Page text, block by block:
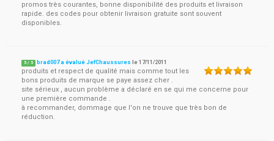
promos très courantes, bonne disponibilité des produits et livraison
rapide. des codes pour obtenir livraison gratuite sont souvent
disponibles.
5 / 5 brad007 a évalué JefChaussures le17/11/2011
produits et respect de qualité mais comme tout les
bons produits de marque se paye assez cher .
site sérieux , aucun problème a déclaré en se qui me concerne pour
une première commande .
à recommander, dommage que l'on ne trouve que très bon de
réduction.